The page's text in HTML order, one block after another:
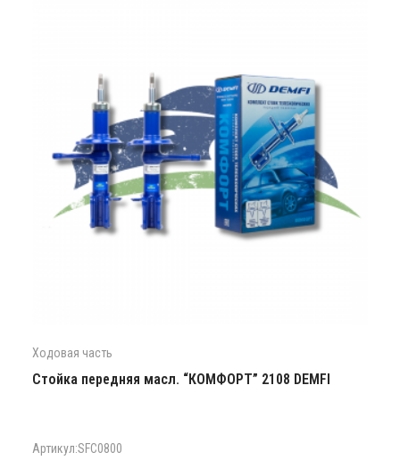
Ходовая часть
Стойка передняя масл. “КОМФОРТ” 2108 DEMFI
Артикул:SFC0800